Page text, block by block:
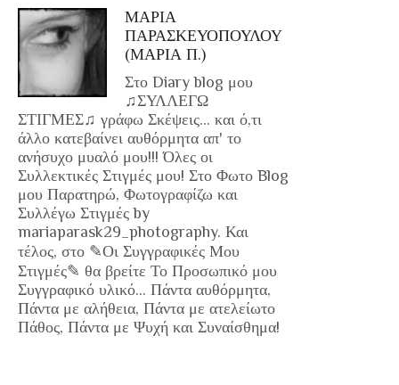
ΜΑΡΙΑ
ΠΑΡΑΣΚΕΥΟΠΟΥΛΟΥ
(ΜΑΡΙΑ Π.)
Στο Diary blog μου
♫ΣΥΛΛΕΓΩ
ΣΤΙΓΜΕΣ♫ γράφω Σκέψεις... και ό,τι
άλλο κατεβαίνει αυθόρμητα απ' το
ανήσυχο μυαλό μου!!! Όλες οι
Συλλεκτικές Στιγμές μου! Στο Φωτο Blog
μου Παρατηρώ, Φωτογραφίζω και
Συλλέγω Στιγμές by
mariaparask29_photography. Και
τέλος, στο ✎Οι Συγγραφικές Μου
Στιγμές✎ θα βρείτε Το Προσωπικό μου
Συγγραφικό υλικό... Πάντα αυθόρμητα,
Πάντα με αλήθεια, Πάντα με ατελείωτο
Πάθος, Πάντα με Ψυχή και Συναίσθημα!